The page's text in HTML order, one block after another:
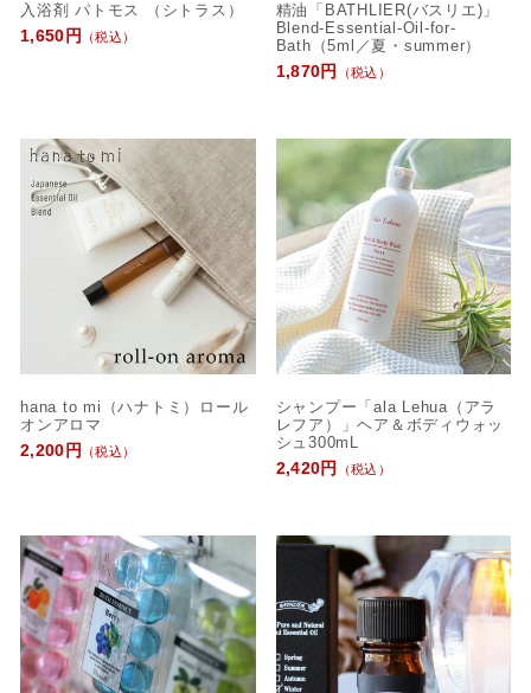
入浴剤 パトモス （シトラス）
1,650円
（税込）
精油「BATHLIER(バスリエ)」
Blend-Essential-Oil-for-
Bath（5ml／夏・summer）
1,870円
（税込）
hana to mi（ハナトミ）ロール
オンアロマ
2,200円
（税込）
シャンプー「ala Lehua（アラ
レフア）」ヘア＆ボディウォッ
シュ300mL
2,420円
（税込）